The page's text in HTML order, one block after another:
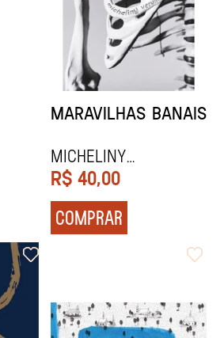
MARAVILHAS BANAIS
Micheliny
Verunschk
R$ 40,00
COMPRAR